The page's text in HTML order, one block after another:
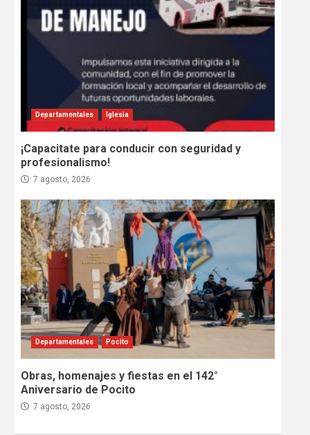
Departamentales Iglesia
¡Capacitate para conducir con seguridad y
profesionalismo!
7 agosto, 2026
Departamentales Pocito
Obras, homenajes y fiestas en el 142°
Aniversario de Pocito
7 agosto, 2026